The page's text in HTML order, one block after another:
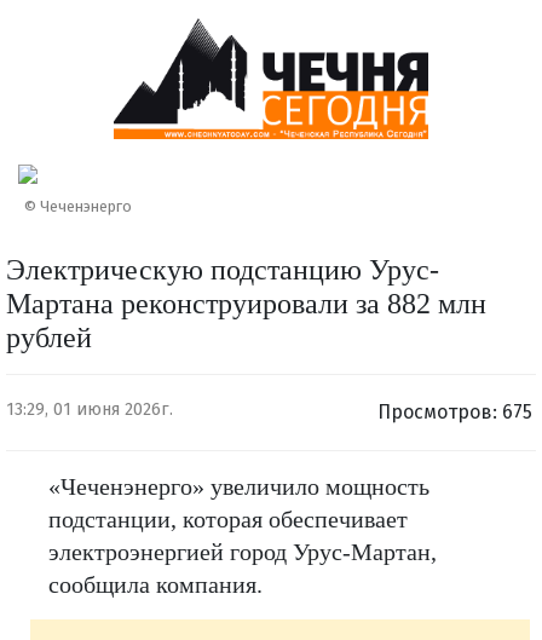
© Чеченэнерго
Электрическую подстанцию Урус-
Мартана реконструировали за 882 млн
рублей
13:29, 01 июня 2026г. Просмотров: 675
«Чеченэнерго» увеличило мощность
подстанции, которая обеспечивает
электроэнергией город Урус-Мартан,
сообщила компания.